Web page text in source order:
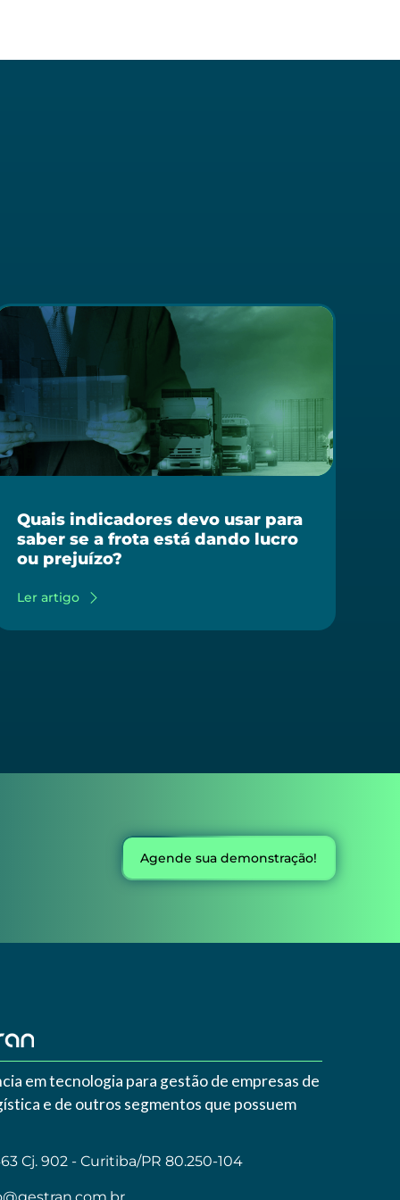
Quais indicadores devo usar para
saber se a frota está dando lucro
ou prejuízo?
Ler artigo
Agende sua demonstração!
em tecnologia para gestão de empresas de
e de outros segmentos que possuem
Cj. 902 - Curitiba/PR 80.250-104